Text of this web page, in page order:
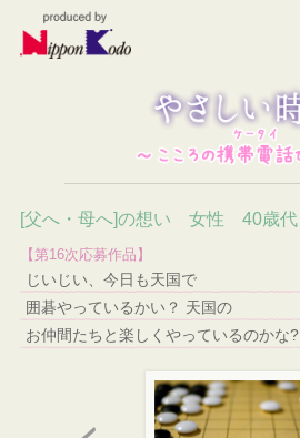
[父へ・母へ]の想い 女性 40歳代
【第16次応募作品】
じいじい、今日も天国で
囲碁やっているかい？ 天国の
お仲間たちと楽しくやっているのかな?